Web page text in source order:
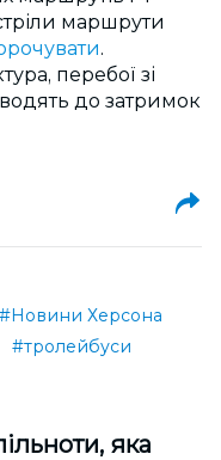
маршрути
.
перебої зі
до затримок
#Новини Херсона
#тролейбуси
яка